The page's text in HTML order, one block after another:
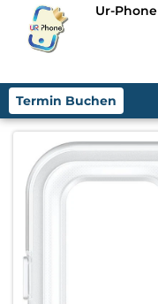
Ur-Phone
Termin Buchen